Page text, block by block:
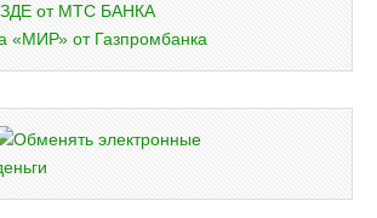
от МТС БАНКА
«МИР» от Газпромбанка